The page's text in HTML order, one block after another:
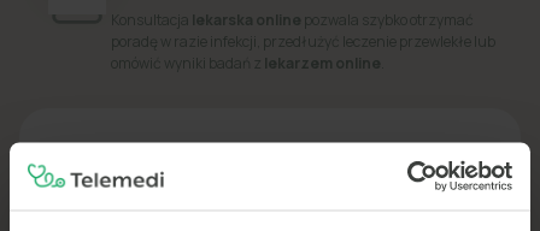
Konsultacja lekarska online pozwala szybko otrzymać
poradę w razie infekcji, przedłużyć leczenie przewlekłe lub
omówić wyniki badań z lekarzem online